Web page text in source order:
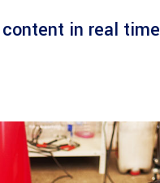
in real time ?